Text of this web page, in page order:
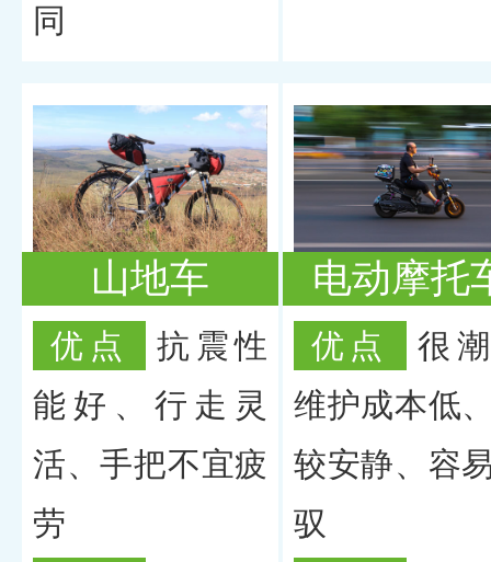
同
山地车
优点
抗震性
能好、行走灵
活、手把不宜疲
劳
电动摩托
优点
很
维护成本低
较安静、容
驭